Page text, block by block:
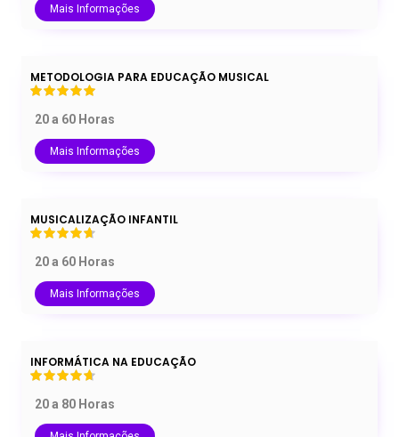
Mais Informações
METODOLOGIA PARA EDUCAÇÃO MUSICAL
20 a 60 Horas
Mais Informações
MUSICALIZAÇÃO INFANTIL
20 a 60 Horas
Mais Informações
INFORMÁTICA NA EDUCAÇÃO
20 a 80 Horas